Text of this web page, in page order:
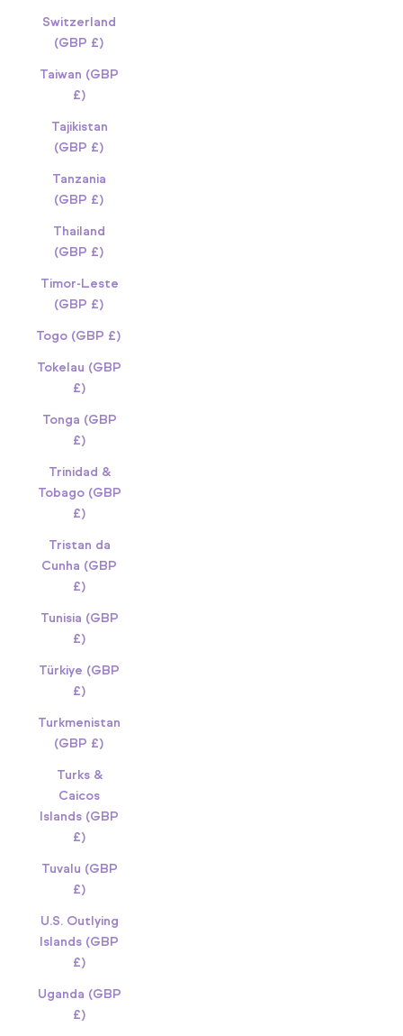
Switzerland
(GBP £)
Taiwan (GBP
£)
Tajikistan
(GBP £)
Tanzania
(GBP £)
Thailand
(GBP £)
Timor-Leste
(GBP £)
Togo (GBP £)
Tokelau (GBP
£)
Tonga (GBP
£)
Trinidad &
Tobago (GBP
£)
Tristan da
Cunha (GBP
£)
Tunisia (GBP
£)
Türkiye (GBP
£)
Turkmenistan
(GBP £)
Turks &
Caicos
Islands (GBP
£)
Tuvalu (GBP
£)
U.S. Outlying
Islands (GBP
£)
Uganda (GBP
£)